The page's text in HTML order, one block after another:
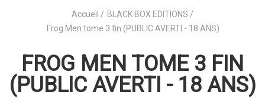
Accueil
BLACK BOX EDITIONS
Frog Men tome 3 fin (PUBLIC AVERTI - 18 ANS)
FROG MEN TOME 3 FIN
(PUBLIC AVERTI - 18 ANS)